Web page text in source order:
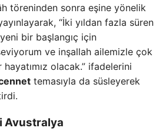
töreninden sonra eşine yönelik
“İki yıldan fazla süren
yeni bir başlangıç için
ve inşallah ailemizle çok
hayatımız olacak.” ifadelerini
temasıyla da süsleyerek
Avustralya